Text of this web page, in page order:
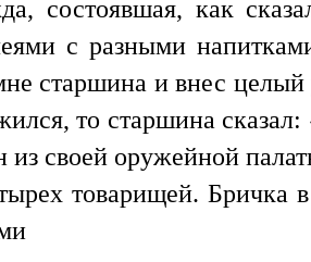
состоявшая, как
с разными
старшина и внес
то старшина
из своей оружейной
товарищей. Бричка